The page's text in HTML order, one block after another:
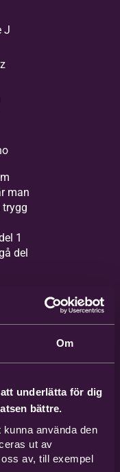
Om
underlätta för dig
bättre.
använda den
ut av
av, till exempel
J
man
1
del